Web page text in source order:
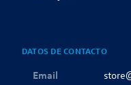
DATOS DE CONTACTO
Email